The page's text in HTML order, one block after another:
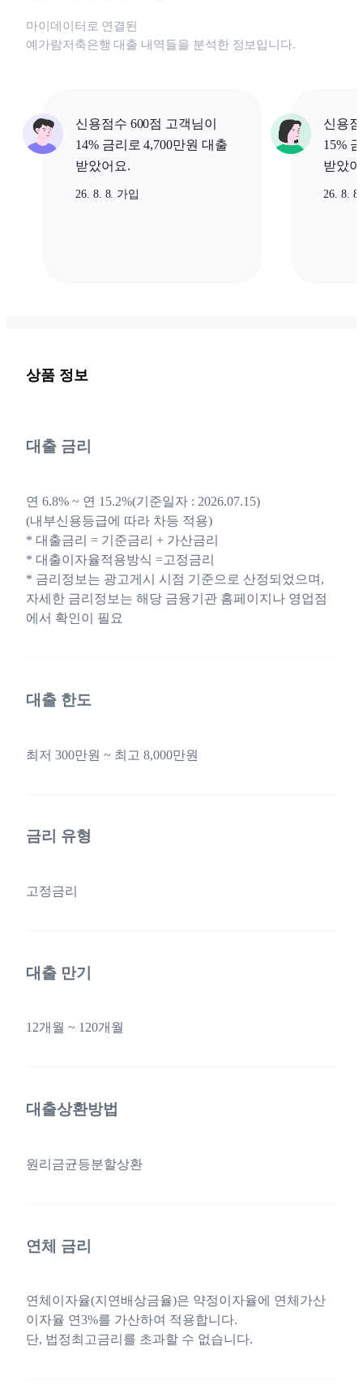
마이데이터로 연결된
예가람저축은행 대출 내역들을 분석한 정보입니다.
신용점수 600점 고객님이
14% 금리로 4,700만원 대출
받았어요.
26. 8. 8. 가입
신용
15%
받았
26. 8.
상품 정보
대출 금리
연 6.8% ~ 연 15.2%(기준일자 : 2026.07.15)
(내부신용등급에 따라 차등 적용)
* 대출금리 = 기준금리 + 가산금리
* 대출이자율적용방식 =고정금리
* 금리정보는 광고게시 시점 기준으로 산정되었으며,
자세한 금리정보는 해당 금융기관 홈페이지나 영업점
에서 확인이 필요
대출 한도
최저 300만원 ~ 최고 8,000만원
금리 유형
고정금리
대출 만기
12개월 ~ 120개월
대출상환방법
원리금균등분할상환
연체 금리
연체이자율(지연배상금율)은 약정이자율에 연체가산
이자율 연3%를 가산하여 적용합니다.
단, 법정최고금리를 초과할 수 없습니다.